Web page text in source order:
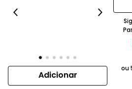
Adicionar
ou